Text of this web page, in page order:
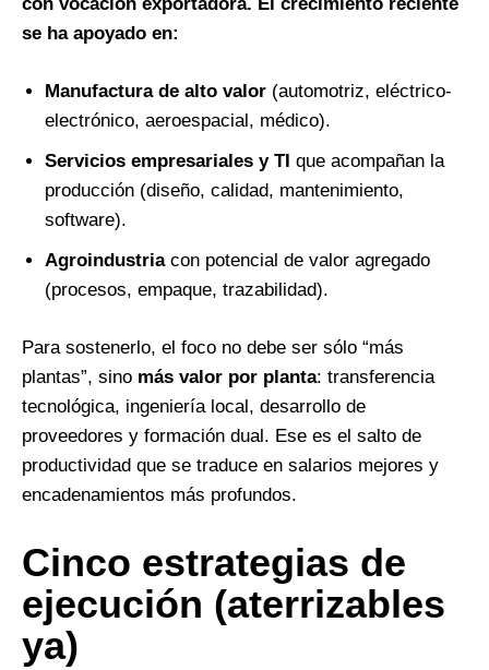
con vocación exportadora. El crecimiento reciente
se ha apoyado en:
Manufactura de alto valor (automotriz, eléctrico-
electrónico, aeroespacial, médico).
Servicios empresariales y TI que acompañan la
producción (diseño, calidad, mantenimiento,
software).
Agroindustriacon potencial de valor agregado
(procesos, empaque, trazabilidad).
Para sostenerlo, el foco no debe ser sólo “más
plantas”, sino más valor por planta: transferencia
tecnológica, ingeniería local, desarrollo de
proveedores y formación dual. Ese es el salto de
productividad que se traduce en salarios mejores y
encadenamientos más profundos.
Cinco estrategias de
ejecución (aterrizables
ya)